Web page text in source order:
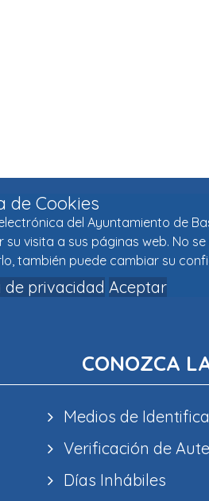
de Cookies
del Ayuntamiento de
su visita a sus páginas web. No
también puede cambiar su
de privacidad Aceptar
CONOZCA
Medios de
Verificación de
Días Inhábiles